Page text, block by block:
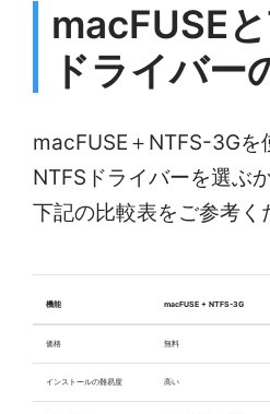
macFUSE
ドライバー
macFUSE＋NTFS-3Gを
NTFSドライバーを選ぶ
下記の比較表をご参考く
機能 macFUSE + NTFS-3G
価格 無料
インストールの難易度 高い